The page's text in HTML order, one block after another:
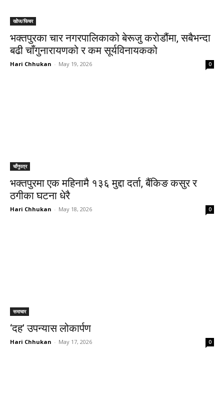
खोेज/फिचर
भक्तपुरका चार नगरपालिकाको बेरूजु करोडौंमा, सबैभन्दा
बढी चाँगुनारायणको र कम सूर्यविनायकको
Hari Chhukan - May 19, 2026 0
चाँगुपत्र
भक्तपुरमा एक महिनामै १३६ मुद्दा दर्ता, बैंकिङ कसुर र
ठगीका घटना धेरै
Hari Chhukan - May 18, 2026 0
समाचार
‘दह’ उपन्यास लोकार्पण
Hari Chhukan - May 17, 2026 0